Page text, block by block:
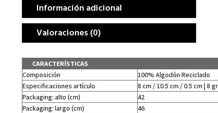
Información adicional
Valoraciones (0)
CARACTERÍSTICAS
Composición
100% Algodón Reciclado
Especificaciones artículo
8 cm / 10.5 cm / 0.5 cm | 8 gr
Packaging: alto (cm)
42
Packaging: largo (cm)
46